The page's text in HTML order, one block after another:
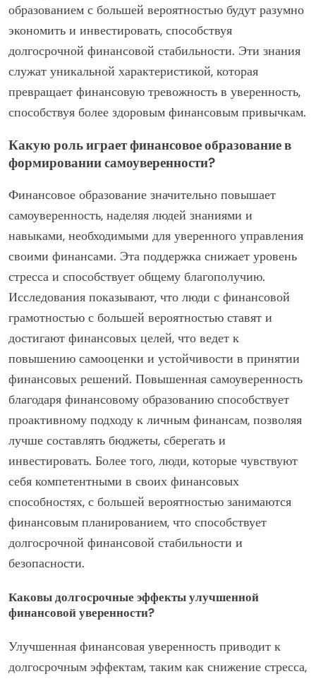
образованием с большей вероятностью будут разумно
экономить и инвестировать, способствуя
долгосрочной финансовой стабильности. Эти знания
служат уникальной характеристикой, которая
превращает финансовую тревожность в уверенность,
способствуя более здоровым финансовым привычкам.
Какую роль играет финансовое образование в
формировании самоуверенности?
Финансовое образование значительно повышает
самоуверенность, наделяя людей знаниями и
навыками, необходимыми для уверенного управления
своими финансами. Эта поддержка снижает уровень
стресса и способствует общему благополучию.
Исследования показывают, что люди с финансовой
грамотностью с большей вероятностью ставят и
достигают финансовых целей, что ведет к
повышению самооценки и устойчивости в принятии
финансовых решений. Повышенная самоуверенность
благодаря финансовому образованию способствует
проактивному подходу к личным финансам, позволяя
лучше составлять бюджеты, сберегать и
инвестировать. Более того, люди, которые чувствуют
себя компетентными в своих финансовых
способностях, с большей вероятностью занимаются
финансовым планированием, что способствует
долгосрочной финансовой стабильности и
безопасности.
Каковы долгосрочные эффекты улучшенной
финансовой уверенности?
Улучшенная финансовая уверенность приводит к
долгосрочным эффектам, таким как снижение стресса,